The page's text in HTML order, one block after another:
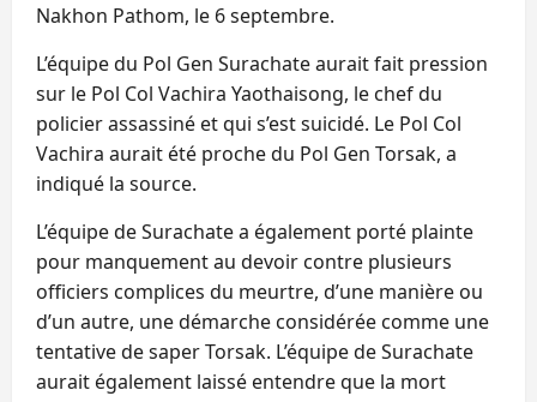
Nakhon Pathom, le 6 septembre.
L’équipe du Pol Gen Surachate aurait fait pression
sur le Pol Col Vachira Yaothaisong, le chef du
policier assassiné et qui s’est suicidé. Le Pol Col
Vachira aurait été proche du Pol Gen Torsak, a
indiqué la source.
L’équipe de Surachate a également porté plainte
pour manquement au devoir contre plusieurs
officiers complices du meurtre, d’une manière ou
d’un autre, une démarche considérée comme une
tentative de saper Torsak. L’équipe de Surachate
aurait également laissé entendre que la mort